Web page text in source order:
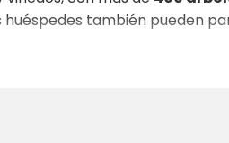
huéspedes también pueden